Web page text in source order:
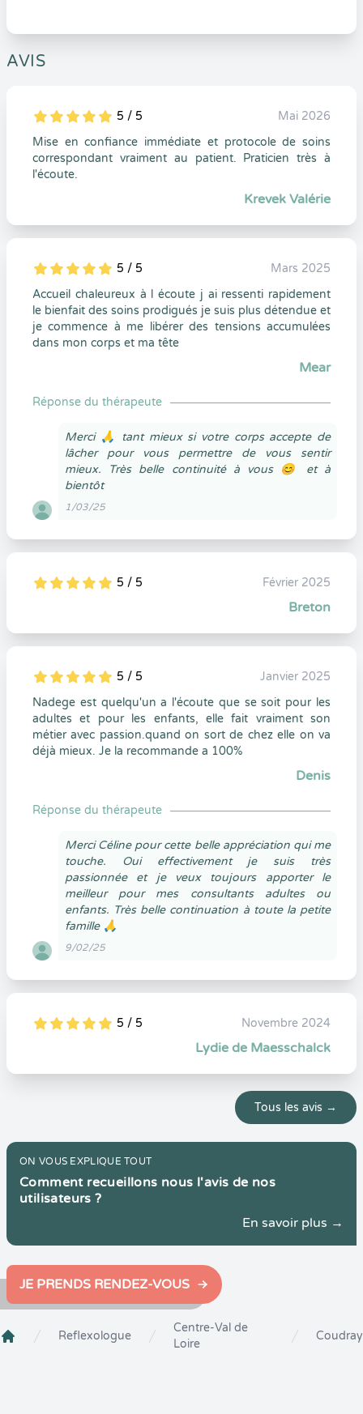
AVIS
5
1
5
0 5 / 5
Mai 2026
Mise en confiance immédiate et protocole de soins
correspondant vraiment au patient. Praticien très à
l'écoute.
Krevek Valérie
5
1
5
0 5 / 5
Mars 2025
Accueil chaleureux à l écoute j ai ressenti rapidement
le bienfait des soins prodigués je suis plus détendue et
je commence à me libérer des tensions accumulées
dans mon corps et ma tête
Mear
Réponse du thérapeute
Merci 🙏 tant mieux si votre corps accepte de
lâcher pour vous permettre de vous sentir
mieux. Très belle continuité à vous 😊 et à
bientôt
1/03/25
5
1
5
0 5 / 5 Février 2025
Breton
5
1
5
0 5 / 5
Janvier 2025
Nadege est quelqu'un a l'écoute que se soit pour les
adultes et pour les enfants, elle fait vraiment son
métier avec passion.quand on sort de chez elle on va
déjà mieux. Je la recommande a 100%
Denis
Réponse du thérapeute
Merci Céline pour cette belle appréciation qui me
touche. Oui effectivement je suis très
passionnée et je veux toujours apporter le
meilleur pour mes consultants adultes ou
enfants. Très belle continuation à toute la petite
famille 🙏
9/02/25
5
1
5
0 5 / 5 Novembre 2024
Lydie de Maesschalck
Tous les avis →
ON VOUS EXPLIQUE TOUT
Comment recueillons nous l'avis de nos
utilisateurs ?
En savoir plus →
JE PRENDS RENDEZ-VOUS
Reflexologue
Centre-Val de
Loire
Coudray